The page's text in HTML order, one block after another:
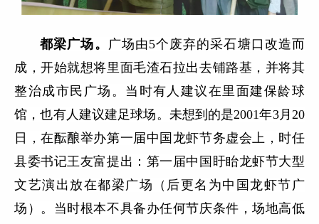
都梁广场。 广场由5个废弃的采石塘口改造而
成，开始就想将里面毛渣石拉出去铺路基，并将其
整治成市民广场。当时有人建议在里面建保龄球
馆，也有人建议建足球场。未想到的是2001年3月20
日，在酝酿举办第一届中国龙虾节务虚会上，时任
县委书记王友富提出：第一届中国盱眙龙虾节大型
文艺演出放在都梁广场（后更名为中国龙虾节广
场）。当时根本不具备办任何节庆条件，场地高低